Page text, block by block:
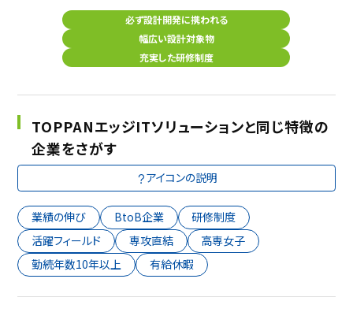
必ず設計開発に携われる
幅広い設計対象物
充実した研修制度
TOPPANエッジITソリューションと同じ特徴の
企業をさがす
アイコンの説明
業績の伸び BtoB企業
研修制度
活躍フィールド
専攻直結
高専女子
勤続年数10年以上
有給休暇